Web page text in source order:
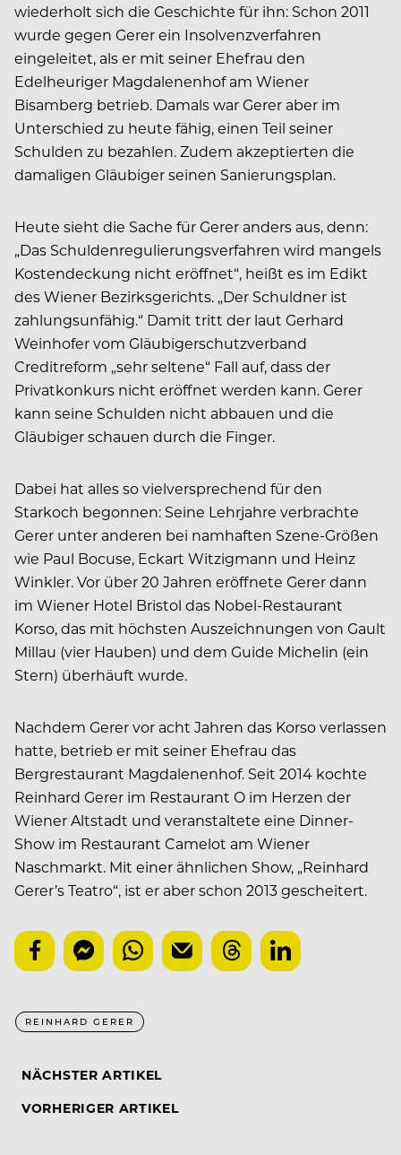
wiederholt sich die Geschichte für ihn: Schon 2011
wurde gegen Gerer ein Insolvenzverfahren
eingeleitet, als er mit seiner Ehefrau den
Edelheuriger Magdalenenhof am Wiener
Bisamberg betrieb. Damals war Gerer aber im
Unterschied zu heute fähig, einen Teil seiner
Schulden zu bezahlen. Zudem akzeptierten die
damaligen Gläubiger seinen Sanierungsplan.
Heute sieht die Sache für Gerer anders aus, denn:
„Das Schuldenregulierungsverfahren wird mangels
Kostendeckung nicht eröffnet“, heißt es im Edikt
des Wiener Bezirksgerichts. „Der Schuldner ist
zahlungsunfähig.“ Damit tritt der laut Gerhard
Weinhofer vom Gläubigerschutzverband
Creditreform „sehr seltene“ Fall auf, dass der
Privatkonkurs nicht eröffnet werden kann. Gerer
kann seine Schulden nicht abbauen und die
Gläubiger schauen durch die Finger.
Dabei hat alles so vielversprechend für den
Starkoch begonnen: Seine Lehrjahre verbrachte
Gerer unter anderen bei namhaften Szene-Größen
wie Paul Bocuse, Eckart Witzigmann und Heinz
Winkler. Vor über 20 Jahren eröffnete Gerer dann
im Wiener Hotel Bristol das Nobel-Restaurant
Korso, das mit höchsten Auszeichnungen von Gault
Millau (vier Hauben) und dem Guide Michelin (ein
Stern) überhäuft wurde.
Nachdem Gerer vor acht Jahren das Korso verlassen
hatte, betrieb er mit seiner Ehefrau das
Bergrestaurant Magdalenenhof. Seit 2014 kochte
Reinhard Gerer im Restaurant O im Herzen der
Wiener Altstadt und veranstaltete eine Dinner-
Show im Restaurant Camelot am Wiener
Naschmarkt. Mit einer ähnlichen Show, „Reinhard
Gerer’s Teatro“, ist er aber schon 2013 gescheitert.
REINHARD GERER
NÄCHSTER ARTIKEL
VORHERIGER ARTIKEL